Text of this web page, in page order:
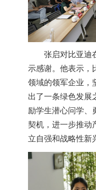
张启对比亚迪
示感谢。他表示，
领域的领军企业，
出了一条绿色发展
励学生潜心问学、
契机，进一步推动
立自强和战略性新